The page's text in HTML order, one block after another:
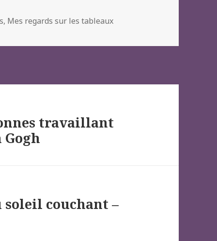
, Mes regards sur les tableaux
travaillant
Gogh
soleil couchant –